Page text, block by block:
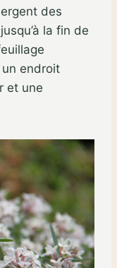
des
la fin de
endroit
et une